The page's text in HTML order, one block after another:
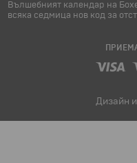
Вълшебният календар на
всяка седмица нов код за
Дизайн